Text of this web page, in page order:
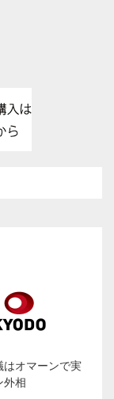
はオマーンで実
外相